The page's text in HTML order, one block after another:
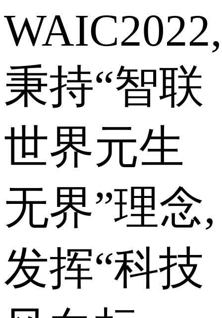
WAIC2022,
秉持“智联
世界元生
无界”理念,
发挥“科技